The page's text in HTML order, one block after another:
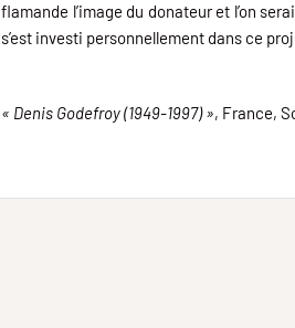
flamande l’image du donateur et l’on
s’est investi personnellement dans ce
« Denis Godefroy (1949-1997) », France,